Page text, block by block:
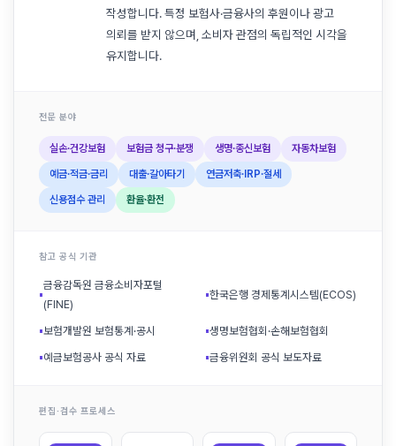
작성합니다. 특정 보험사·금융사의 후원이나 광고
의뢰를 받지 않으며, 소비자 관점의 독립적인 시각을
유지합니다.
전문 분야
실손·건강보험 보험금 청구·분쟁 생명·종신보험 자동차보험
예금·적금·금리 대출·갈아타기 연금저축·IRP·절세
신용점수 관리 환율·환전
참고 공식 기관
▪
금융감독원 금융소비자포털
(FINE)
▪한국은행 경제통계시스템(ECOS)
▪보험개발원 보험통계·공시 ▪생명보험협회·손해보험협회
▪예금보험공사 공식 자료 ▪금융위원회 공식 보도자료
편집·검수 프로세스